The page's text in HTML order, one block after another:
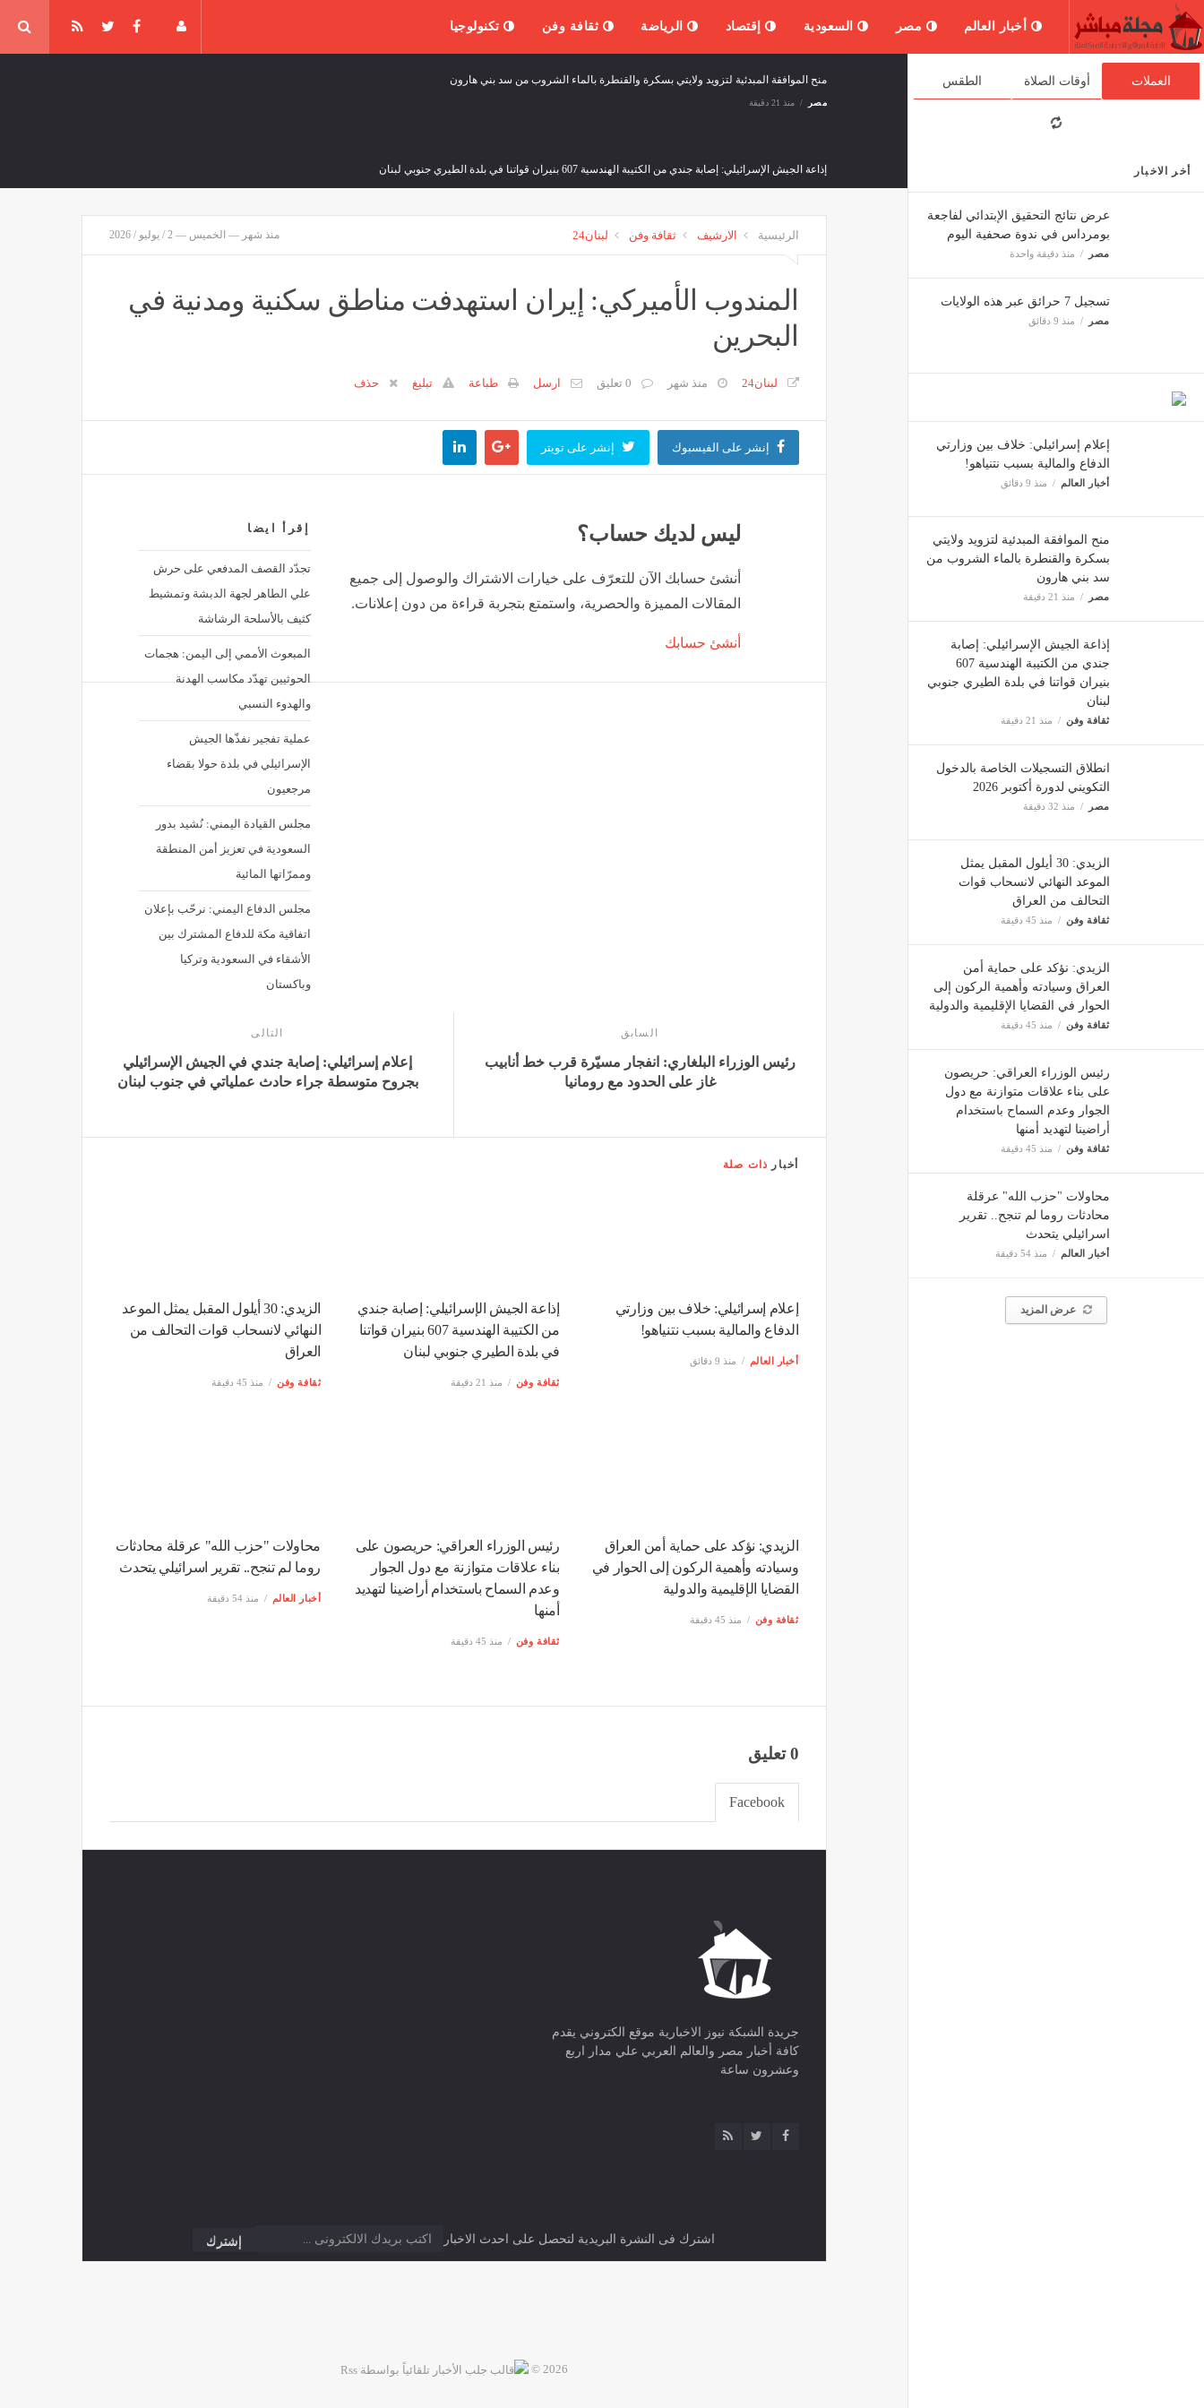
أخبار العالم مصر السعودية إقتصاد الرياضة ثقافة وفن تكنولوجيا
العملات أوقات الصلاة الطقس
أخر الاخبار
عرض نتائج التحقيق الإبتدائي لفاجعة
بومرداس في ندوة صحفية اليوم
مصر منذ دقيقة واحدة
تسجيل 7 حرائق عبر هذه الولايات
مصر منذ 9 دقائق
إعلام إسرائيلي: خلاف بين وزارتي
الدفاع والمالية بسبب نتنياهو!
أخبار العالم منذ 9 دقائق
منح الموافقة المبدئية لتزويد ولايتي
بسكرة والقنطرة بالماء الشروب من
سد بني هارون
مصر منذ 21 دقيقة
إذاعة الجيش الإسرائيلي: إصابة
جندي من الكتيبة الهندسية 607
بنيران قواتنا في بلدة الطيري جنوبي
لبنان
ثقافة وفن منذ 21 دقيقة
انطلاق التسجيلات الخاصة بالدخول
التكويني لدورة أكتوبر 2026
مصر منذ 32 دقيقة
الزيدي: 30 أيلول المقبل يمثل
الموعد النهائي لانسحاب قوات
التحالف من العراق
ثقافة وفن منذ 45 دقيقة
الزيدي: نؤكد على حماية أمن
العراق وسيادته وأهمية الركون إلى
الحوار في القضايا الإقليمية والدولية
ثقافة وفن منذ 45 دقيقة
رئيس الوزراء العراقي: حريصون
على بناء علاقات متوازنة مع دول
الجوار وعدم السماح باستخدام
أراضينا لتهديد أمنها
ثقافة وفن منذ 45 دقيقة
محاولات "حزب الله" عرقلة
محادثات روما لم تنجح.. تقرير
اسرائيلي يتحدث
أخبار العالم منذ 54 دقيقة
عرض المزيد
منح الموافقة المبدئية لتزويد ولايتي بسكرة والقنطرة بالماء الشروب من سد بني هارون
مصر منذ 21 دقيقة
إذاعة الجيش الإسرائيلي: إصابة جندي من الكتيبة الهندسية 607 بنيران قواتنا في بلدة الطيري جنوبي لبنان
انطلاق التسجيلات الخاصة بالدخول التكويني لدورة أكتوبر 2026 الزيدي: 30 أيلول المقبل يمثل الموعد النهائي لانسحاب قوات التحالف من العراق
الزيدي: نؤكد على حماية أمن العراق وسيادته وأهمية الركون إلى الحوار في القضايا الإقليمية والدولية
رئيس الوزراء العراقي: حريصون على بناء علاقات متوازنة مع دول الجوار وعدم السماح باستخدام أراضينا لتهديد أمنها
محاولات "حزب الله" عرقلة محادثات روما لم تنجح.. تقرير اسرائيلي يتحدث
الرئيسية الارشيف ثقافة وفن لبنان24 منذ شهر — الخميس — 2 / يوليو / 2026
المندوب الأميركي: إيران استهدفت مناطق سكنية ومدنية في
البحرين
لبنان24 منذ شهر 0 تعليق ارسل طباعة تبليغ حذف
إنشر على الفيسبوك إنشر على تويتر
إقرأ ايضا
تجدّد القصف المدفعي على حرش
علي الطاهر لجهة الدبشة وتمشيط
كثيف بالأسلحة الرشاشة
المبعوث الأممي إلى اليمن: هجمات
الحوثيين تهدّد مكاسب الهدنة
والهدوء النسبي
عملية تفجير نفذّها الجيش
الإسرائيلي في بلدة حولا بقضاء
مرجعيون
مجلس القيادة اليمني: نُشيد بدور
السعودية في تعزيز أمن المنطقة
وممرّاتها المائية
مجلس الدفاع اليمني: نرحّب بإعلان
اتفاقية مكة للدفاع المشترك بين
الأشقاء في السعودية وتركيا
وباكستان
ليس لديك حساب؟
أنشئ حسابك الآن للتعرّف على خيارات الاشتراك والوصول إلى جميع
المقالات المميزة والحصرية، واستمتع بتجربة قراءة من دون إعلانات.
أنشئ حسابك
السابق
رئيس الوزراء البلغاري: انفجار مسيّرة قرب خط أنابيب
غاز على الحدود مع رومانيا
التالى
إعلام إسرائيلي: إصابة جندي في الجيش الإسرائيلي
بجروح متوسطة جراء حادث عملياتي في جنوب لبنان
أخبار ذات صلة
إعلام إسرائيلي: خلاف بين وزارتي
الدفاع والمالية بسبب نتنياهو!
أخبار العالم منذ 9 دقائق
إذاعة الجيش الإسرائيلي: إصابة جندي
من الكتيبة الهندسية 607 بنيران قواتنا
في بلدة الطيري جنوبي لبنان
ثقافة وفن منذ 21 دقيقة
الزيدي: 30 أيلول المقبل يمثل الموعد
النهائي لانسحاب قوات التحالف من
العراق
ثقافة وفن منذ 45 دقيقة
الزيدي: نؤكد على حماية أمن العراق
وسيادته وأهمية الركون إلى الحوار في
القضايا الإقليمية والدولية
ثقافة وفن منذ 45 دقيقة
رئيس الوزراء العراقي: حريصون على
بناء علاقات متوازنة مع دول الجوار
وعدم السماح باستخدام أراضينا لتهديد
أمنها
ثقافة وفن منذ 45 دقيقة
محاولات "حزب الله" عرقلة محادثات
روما لم تنجح.. تقرير اسرائيلي يتحدث
أخبار العالم منذ 54 دقيقة
0 تعليق
Facebook
جريدة الشبكة نيوز الاخبارية موقع الكتروني يقدم
كافة أخبار مصر والعالم العربي علي مدار اربع
وعشرون ساعة
اشترك فى النشرة البريدية لتحصل على احدث الاخبار
2026 ©